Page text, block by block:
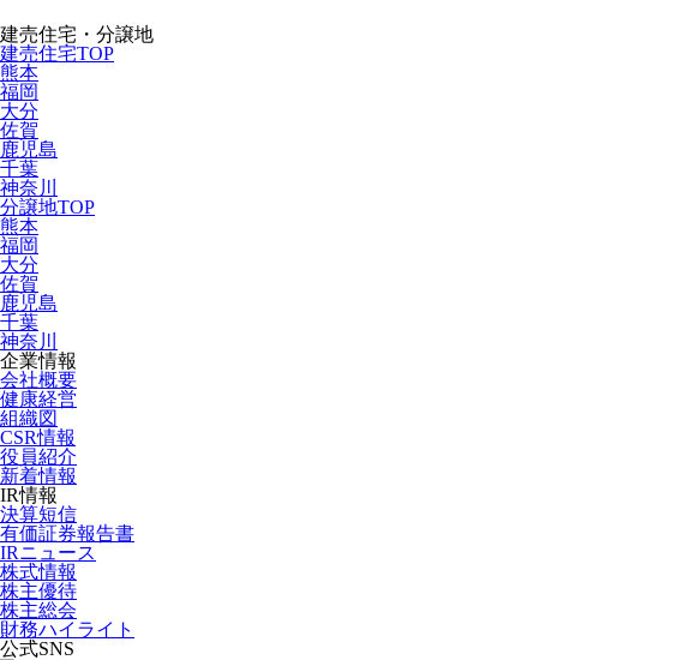
建売住宅・分譲地
建売住宅TOP
熊本
福岡
大分
佐賀
鹿児島
千葉
神奈川
分譲地TOP
熊本
福岡
大分
佐賀
鹿児島
千葉
神奈川
企業情報
会社概要
健康経営
組織図
CSR情報
役員紹介
新着情報
IR情報
決算短信
有価証券報告書
IRニュース
株式情報
株主優待
株主総会
財務ハイライト
公式SNS